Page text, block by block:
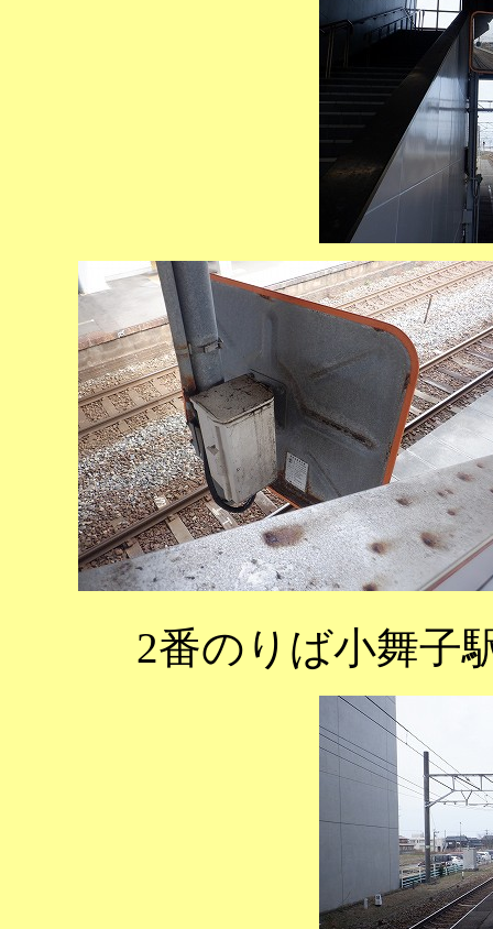
2番のりば小舞子